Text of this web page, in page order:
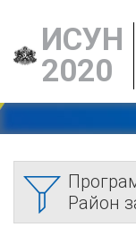
ИСУН
2020
Район